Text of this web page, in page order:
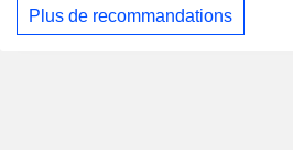
Plus de recommandations